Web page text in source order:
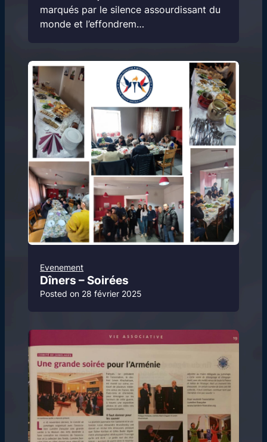
marqués par le silence assourdissant du
monde et l’effondrem…
Evenement
Dîners – Soirées
Posted on 28 février 2025